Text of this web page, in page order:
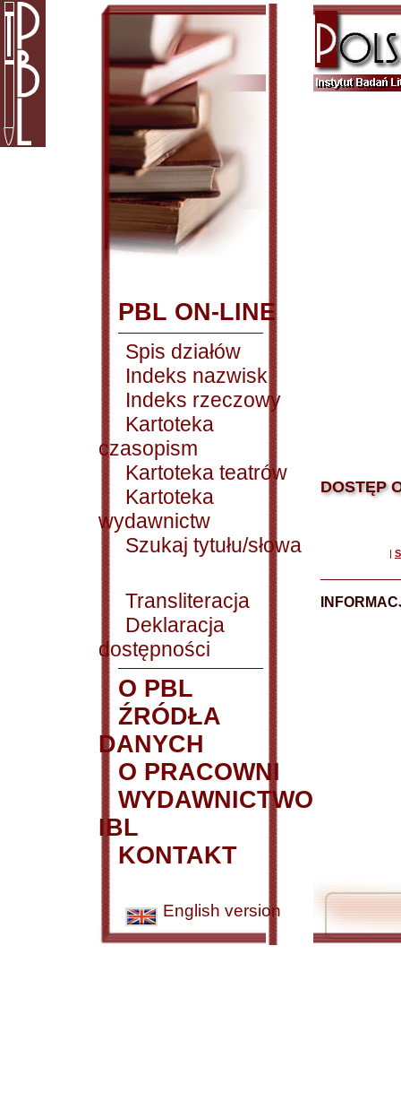
PBL ON-LINE
Spis działów
Indeks nazwisk
Indeks rzeczowy
Kartoteka
czasopism
Kartoteka teatrów
Kartoteka
wydawnictw
Szukaj tytułu/słowa
Transliteracja
Deklaracja
dostępności
O PBL
ŹRÓDŁA
DANYCH
O PRACOWNI
WYDAWNICTWO
IBL
KONTAKT
English version
DOSTĘP
|